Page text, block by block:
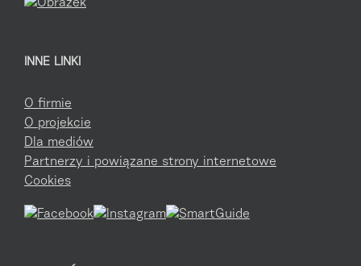
INNE LINKI
O firmie
O projekcie
Dla mediów
Partnerzy i powiązane strony internetowe
Cookies